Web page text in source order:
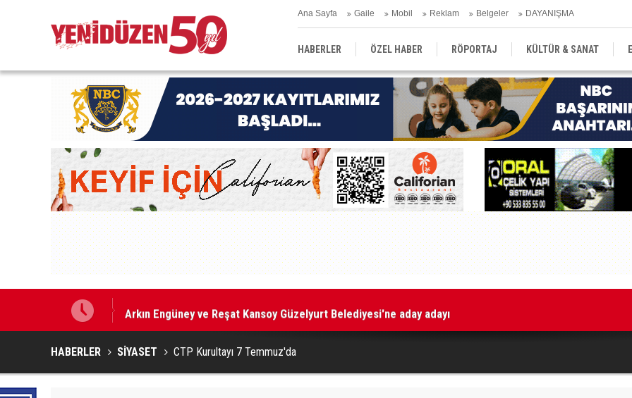
Ana Sayfa Gaile Mobil Reklam Belgeler DAYANIŞMA
HABERLER ÖZEL HABER RÖPORTAJ KÜLTÜR & SANAT
EĞİTİM YEREL YÖNETİM DERGİLER SEKTÖR
Arkın Engüney ve Reşat Kansoy Güzelyurt Belediyesi'ne aday adayı
HABERLER SİYASET CTP Kurultayı 7 Temmuz'da